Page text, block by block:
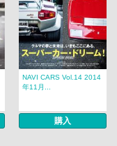
NAVI CARS Vol.14 2014
年11月...
購入